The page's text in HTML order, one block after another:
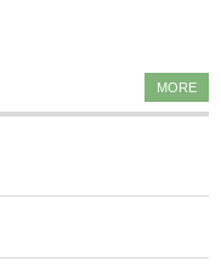
MORE